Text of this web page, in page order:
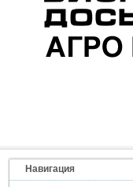
Навигация